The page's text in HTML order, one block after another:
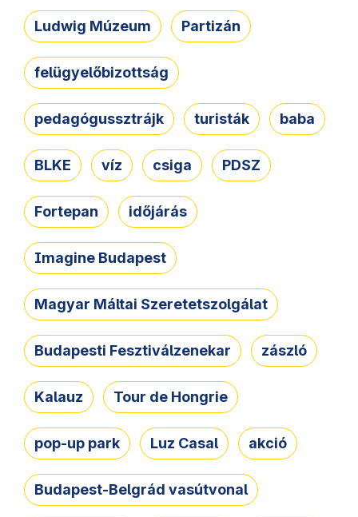
Ludwig Múzeum Partizán
felügyelőbizottság
pedagógussztrájk turisták baba
BLKE víz csiga PDSZ
Fortepan időjárás
Imagine Budapest
Magyar Máltai Szeretetszolgálat
Budapesti Fesztiválzenekar zászló
Kalauz Tour de Hongrie
pop-up park Luz Casal akció
Budapest-Belgrád vasútvonal